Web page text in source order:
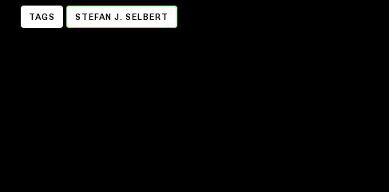
TAGS STEFAN J. SELBERT